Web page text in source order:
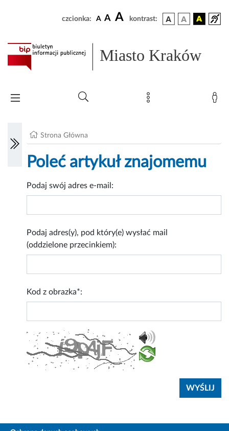
czcionka: A A A kontrast:
Miasto Kraków
Strona Główna
Poleć artykuł znajomemu
Podaj swój adres e-mail:
Podaj adres(y), pod który(e) wysłać mail
(oddzielone przecinkiem):
Kod z obrazka*: